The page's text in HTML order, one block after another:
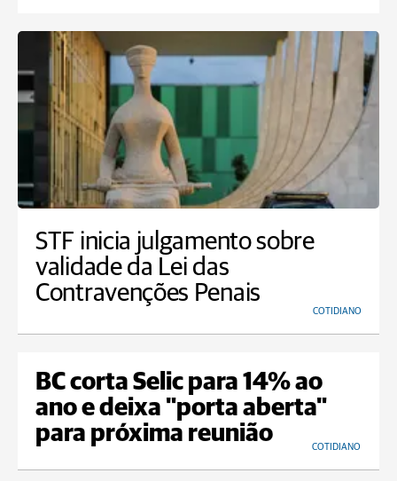
STF inicia julgamento sobre
validade da Lei das
Contravenções Penais
COTIDIANO
BC corta Selic para 14% ao
ano e deixa "porta aberta"
para próxima reunião
COTIDIANO